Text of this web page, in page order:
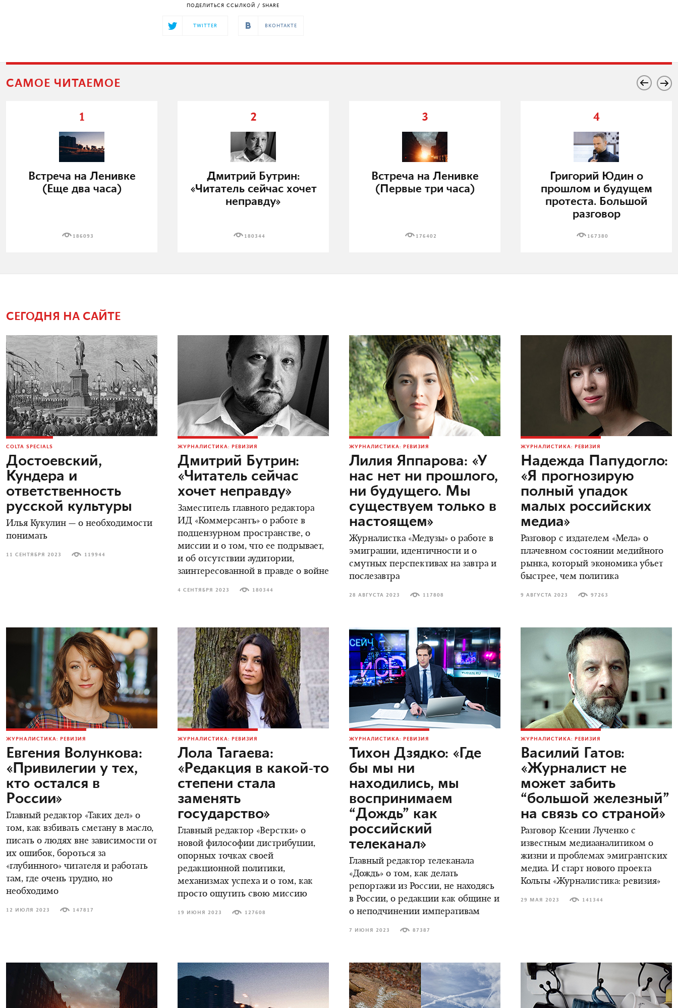
ПОДЕЛИТЬСЯ ССЫЛКОЙ / SHARE
TWITTER ВКОНТАКТЕ
САМОЕ ЧИТАЕМОЕ
1
Встреча на Ленивке
(Еще два часа)
186093
2
Дмитрий Бутрин:
«Читатель сейчас хочет
неправду»
180344
3
Встреча на Ленивке
(Первые три часа)
176402
4
Григорий Юдин о
прошлом и будущем
протеста. Большой
разговор
167380
СЕГОДНЯ НА САЙТЕ
COLTA SPECIALS
Достоевский,
Кундера и
ответственность
русской культуры
Илья Кукулин — о необходимости
понимать
11 СЕНТЯБРЯ 2023 119944
ЖУРНАЛИСТИКА: РЕВИЗИЯ
Дмитрий Бутрин:
«Читатель сейчас
хочет неправду»
Заместитель главного редактора
ИД «Коммерсантъ» о работе в
подцензурном пространстве, о
миссии и о том, что ее подрывает,
и об отсутствии аудитории,
заинтересованной в правде о войне
4 СЕНТЯБРЯ 2023 180344
ЖУРНАЛИСТИКА: РЕВИЗИЯ
Лилия Яппарова: «У
нас нет ни прошлого,
ни будущего. Мы
существуем только в
настоящем»
Журналистка «Медузы» о работе в
эмиграции, идентичности и о
смутных перспективах на завтра и
послезавтра
28 АВГУСТА 2023 117808
ЖУРНАЛИСТИКА: РЕВИЗИЯ
Надежда Папудогло:
«Я прогнозирую
полный упадок
малых российских
медиа»
Разговор с издателем «Мела» о
плачевном состоянии медийного
рынка, который экономика убьет
быстрее, чем политика
9 АВГУСТА 2023 97263
ЖУРНАЛИСТИКА: РЕВИЗИЯ
Евгения Волункова:
«Привилегии у тех,
кто остался в
России»
Главный редактор «Таких дел» о
том, как взбивать сметану в масло,
писать о людях вне зависимости от
их ошибок, бороться за
«глубинного» читателя и работать
там, где очень трудно, но
необходимо
12 ИЮЛЯ 2023 147817
ЖУРНАЛИСТИКА: РЕВИЗИЯ
Лола Тагаева:
«Редакция в какой-то
степени стала
заменять
государство»
Главный редактор «Верстки» о
новой философии дистрибуции,
опорных точках своей
редакционной политики,
механизмах успеха и о том, как
просто ощутить свою миссию
19 ИЮНЯ 2023 127608
ЖУРНАЛИСТИКА: РЕВИЗИЯ
Тихон Дзядко: «Где
бы мы ни
находились, мы
воспринимаем
“Дождь” как
российский
телеканал»
Главный редактор телеканала
«Дождь» о том, как делать
репортажи из России, не находясь
в России, о редакции как общине и
о неподчинении императивам
7 ИЮНЯ 2023 87387
ЖУРНАЛИСТИКА: РЕВИЗИЯ
Василий Гатов:
«Журналист не
может забить
“большой железный”
на связь со страной»
Разговор Ксении Лученко с
известным медиааналитиком о
жизни и проблемах эмигрантских
медиа. И старт нового проекта
Кольты «Журналистика: ревизия»
29 МАЯ 2023 141344